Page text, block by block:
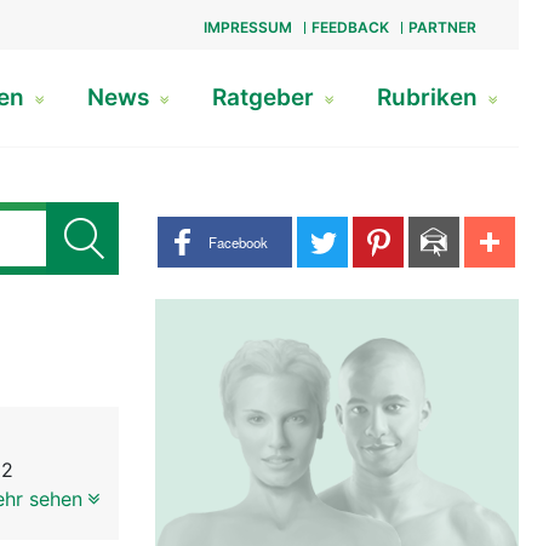
IMPRESSUM FEEDBACK PARTNER
News Ratgeber Rubriken
Share buttons
Facebook
sehen